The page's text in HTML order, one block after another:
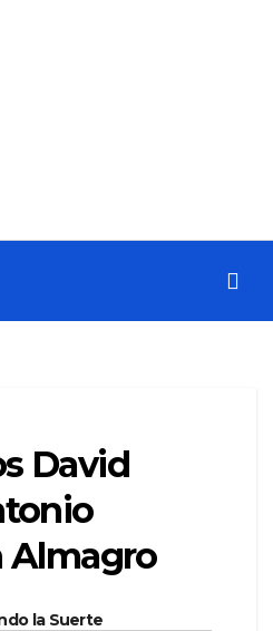
David
Almagro
la Suerte